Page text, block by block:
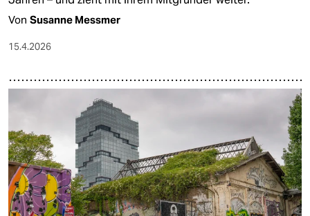
Von Susanne Messmer
15.4.2026